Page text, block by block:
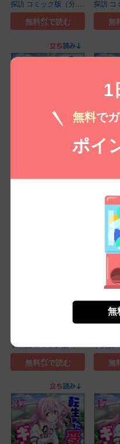
探訪 コミック版（分...
(9)
無料㌽で読む
探訪 コ
(10)
無
ド日誌 コミック版（...
(8)
無料㌽で読む
(33)
無
1
無料で
ポイ
無